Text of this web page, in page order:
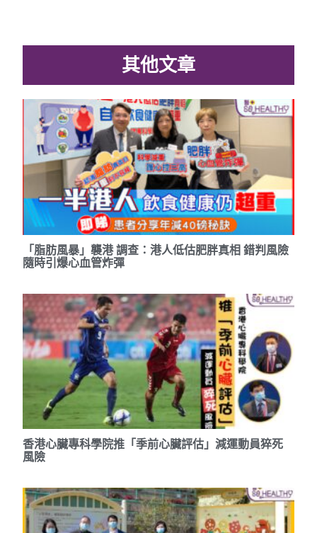
其他文章
「脂肪風暴」襲港 調查：港人低估肥胖真相 錯判風險
隨時引爆心血管炸彈
香港心臟專科學院推「季前心臟評估」減運動員猝死
風險